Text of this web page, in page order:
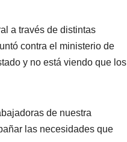
a través de distintas
contra el ministerio de
y no está viendo que los
de nuestra
las necesidades que